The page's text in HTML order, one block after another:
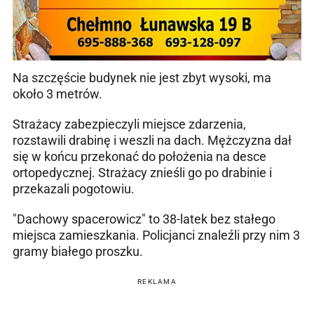
Na szczęście budynek nie jest zbyt wysoki, ma
około 3 metrów.
Strażacy zabezpieczyli miejsce zdarzenia,
rozstawili drabinę i weszli na dach. Mężczyzna dał
się w końcu przekonać do położenia na desce
ortopedycznej. Strażacy znieśli go po drabinie i
przekazali pogotowiu.
"Dachowy spacerowicz" to 38-latek bez stałego
miejsca zamieszkania. Policjanci znaleźli przy nim 3
gramy białego proszku.
REKLAMA